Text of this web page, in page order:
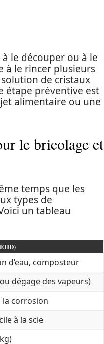
le découper ou à le
à le rincer plusieurs
de cristaux
étape préventive est
alimentaire ou une
le bricolage et
temps que les
types de
un tableau
d’eau, composteur
dégage des vapeurs)
la corrosion
à la scie